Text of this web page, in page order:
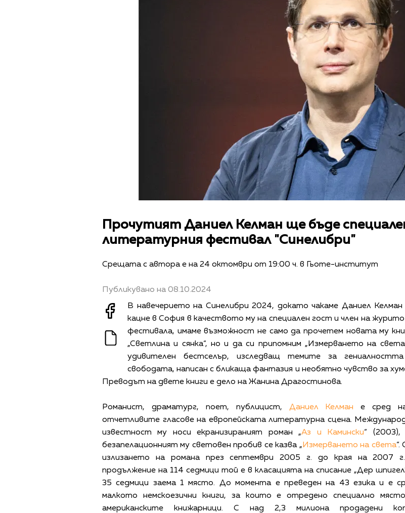
Прочутият Даниел Келман ще бъде
литературния фестивал "Синелибри"
Срещата с автора е на 24 октомври от 19:00 ч. в Гьоте-институт
Публикувано на 08.10.2024
В навечерието на Синелибри 2024, докато чакаме Даниел Келман
кацне в София в качеството му на специален гост и член на
фестивала, имаме възможност не само да прочетем новата му
„Светлина и сянка“, но и да си припомним „Измерването на
удивителен бестселър, изследващ темите за
свободата, написан с бликаща фантазия и необятно чувство за
Преводът на двете книги е дело на Жанина Драгостинова.
Романист, драматург, поет, публицист, Даниел Келман е сред
отчетливите гласове на европейската литературна сцена.
известност му носи екранизираният роман „Аз и Камински“ (2003),
безапелационният му световен пробив се казва „ Измерването на света“.
излизането на романа през септември 2005 г. до края на 2007
продължение на 114 седмици той е в класацията на списание „Дер
35 седмици заема 1 място. До момента е преведен на 43 езика и е
малкото немскоезични книги, за които е отредено специално
американските книжарници. С над 2,3 милиона продадени